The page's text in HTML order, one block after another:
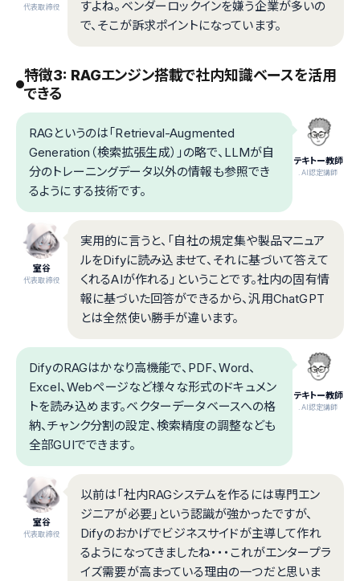
代表取締役
すよね。ベンダーロックインを嫌う企業が多いの
で、そこが訴求ポイントになっています。
特徴3: RAGエンジン搭載で社内知識ベースを活用
できる
テキトー教師
.AI認定講師
RAGというのは「Retrieval-Augmented
Generation（検索拡張生成）」の略で、LLMが自
分のトレーニングデータ以外の情報も参照でき
るようにする技術です。
室谷
代表取締役
実用的に言うと、「自社の規定集や製品マニュア
ルをDifyに読み込ませて、それに基づいて答えて
くれるAIが作れる」ということです。社内の固有情
報に基づいた回答ができるから、汎用ChatGPT
とは全然使い勝手が違います。
テキトー教師
.AI認定講師
DifyのRAGはかなり高機能で、PDF、Word、
Excel、Webページなど様々な形式のドキュメン
トを読み込めます。ベクターデータベースへの格
納、チャンク分割の設定、検索精度の調整なども
全部GUIでできます。
室谷
代表取締役
以前は「社内RAGシステムを作るには専門エン
ジニアが必要」という認識が強かったですが、
Difyのおかげでビジネスサイドが主導して作れ
るようになってきましたね・・・これがエンタープラ
イズ需要が高まっている理由の一つだと思いま